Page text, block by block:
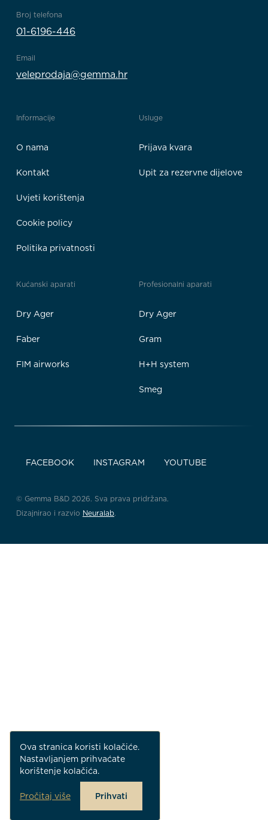
Broj telefona
01-6196-446
Email
veleprodaja@gemma.hr
Informacije
O nama
Kontakt
Uvjeti korištenja
Cookie policy
Politika privatnosti
Usluge
Prijava kvara
Upit za rezervne dijelove
Kućanski aparati
Dry Ager
Faber
FIM airworks
Profesionalni aparati
Dry Ager
Gram
H+H system
Smeg
FACEBOOK INSTAGRAM YOUTUBE
© Gemma B&D 2026. Sva prava pridržana.
Dizajnirao i razvio Neuralab.
Ova stranica koristi kolačiće.
Nastavljanjem prihvaćate
korištenje kolačića.
Pročitaj više Prihvati